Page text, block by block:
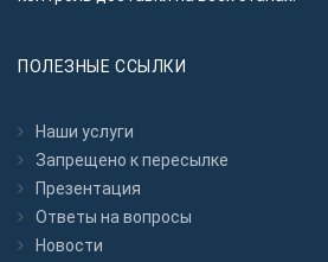
ПОЛЕЗНЫЕ ССЫЛКИ
Наши услуги
Запрещено к пересылкe
Презентация
Ответы на вопросы
Новости